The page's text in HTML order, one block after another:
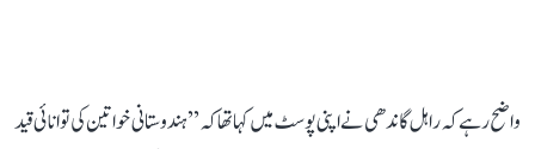
واضح رہے کہ راہل گاندھی نے اپنی پوسٹ میں کہا تھا کہ ’’ہندوستانی خواتین کی توانائی قید